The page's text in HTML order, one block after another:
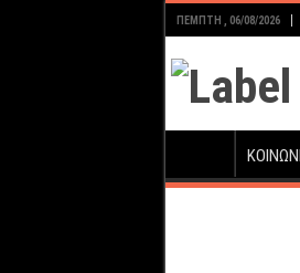
ΠΈΜΠΤΗ , 06/08/2026